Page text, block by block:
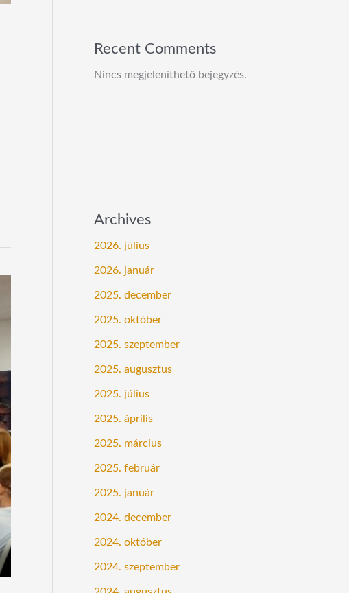
Recent Comments
Nincs megjeleníthető bejegyzés.
Archives
2026. július
2026. január
2025. december
2025. október
2025. szeptember
2025. augusztus
2025. július
2025. április
2025. március
2025. február
2025. január
2024. december
2024. október
2024. szeptember